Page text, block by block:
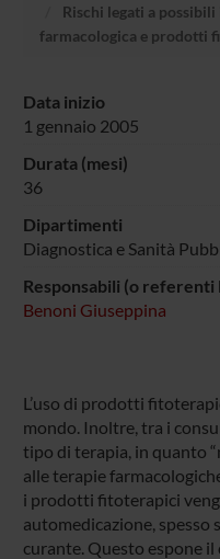
Rischi legati a
farmacologica e prodotti
Data inizio
1 gennaio 2005
Durata (mesi)
36
Dipartimenti
Diagnostica e Sanità
Responsabili (o referenti
Benoni Giuseppina
L’uso di prodotti
mondo. Inoltre, tra i
tipo di terapia, in quanto
alle terapie
i prodotti fitoterapici
automedicazione, spesso
curante. Questo espone